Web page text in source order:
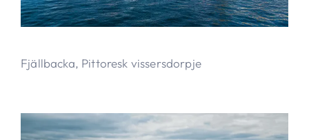
Fjällbacka, Pittoresk vissersdorpje